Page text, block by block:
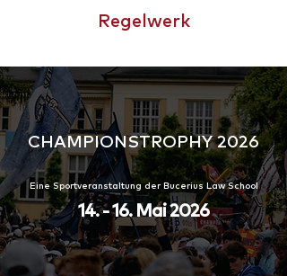
Regelwerk
CHAMPIONSTROPHY 2026
Eine Sportveranstaltung der Bucerius Law School
14. - 16. Mai 2026